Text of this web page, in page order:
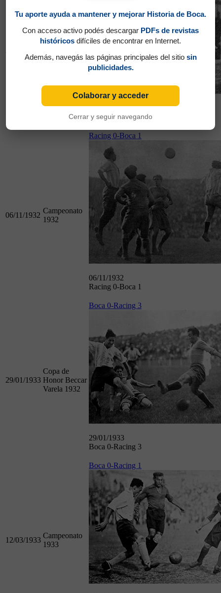
Campeonato
1932
26/06/1932
Boca 1-Racing 1
06/11/1932
Campeonato
1932
Racing 0-Boca 1
06/11/1932
Racing 0-Boca 1
29/01/1933
Copa de
Honor Beccar
Varela 1932
Boca 0-Racing 3
29/01/1933
Boca 0-Racing 3
12/03/1933
Campeonato
1933
Boca 0-Racing 1
Tu aporte ayuda a mantener y mejorar Historia de Boca.
Con acceso activo podés descargar PDFs de revistas
históricos difíciles de encontrar en Internet.
Además, navegás las páginas principales del sitio sin
publicidades.
Colaborar y acceder
Cerrar y seguir navegando